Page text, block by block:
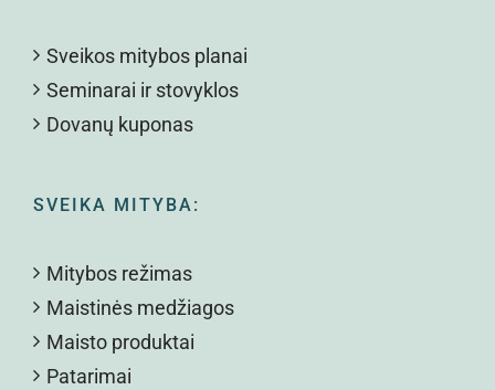
Sveikos mitybos planai
Seminarai ir stovyklos
Dovanų kuponas
SVEIKA MITYBA:
Mitybos režimas
Maistinės medžiagos
Maisto produktai
Patarimai